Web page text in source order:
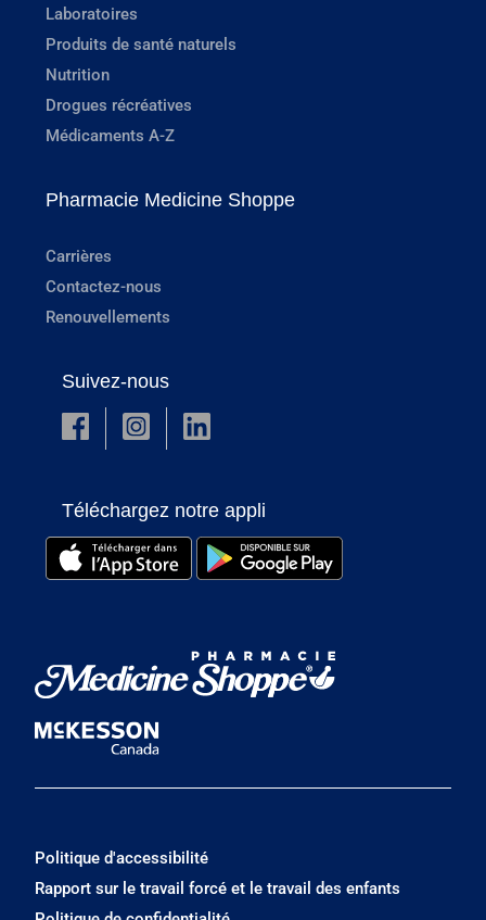
Laboratoires
Produits de santé naturels
Nutrition
Drogues récréatives
Médicaments A-Z
Pharmacie Medicine Shoppe
Carrières
Contactez-nous
Renouvellements
Suivez-nous
Téléchargez notre appli
Politique d'accessibilité
Rapport sur le travail forcé et le travail des enfants